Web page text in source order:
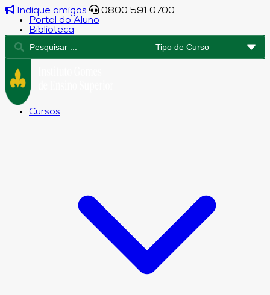
Indique amigos
0800 591 0700
Portal do Aluno
Biblioteca
Cursos